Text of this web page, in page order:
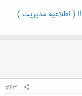
( اطلاعیه مدیریت )
#63